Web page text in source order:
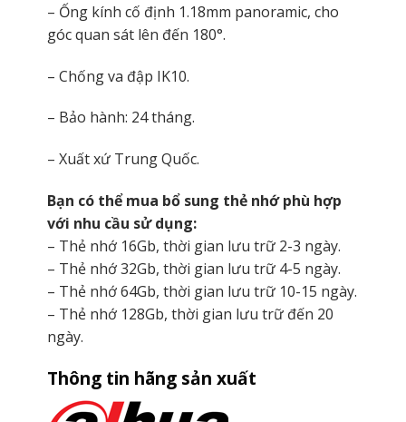
– Ống kính cố định 1.18mm panoramic, cho
góc quan sát lên đến 180°.
– Chống va đập IK10.
– Bảo hành: 24 tháng.
– Xuất xứ Trung Quốc.
Bạn có thể mua bổ sung thẻ nhớ phù hợp
với nhu cầu sử dụng:
– Thẻ nhớ 16Gb, thời gian lưu trữ 2-3 ngày.
– Thẻ nhớ 32Gb, thời gian lưu trữ 4-5 ngày.
– Thẻ nhớ 64Gb, thời gian lưu trữ 10-15 ngày.
– Thẻ nhớ 128Gb, thời gian lưu trữ đến 20
ngày.
Thông tin hãng sản xuất